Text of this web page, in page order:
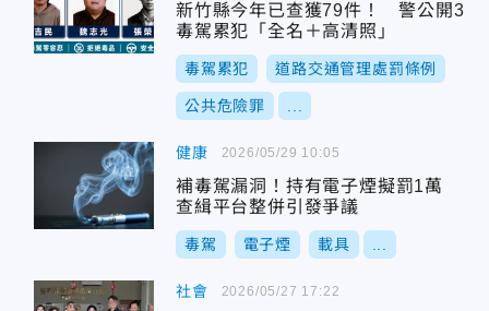
新竹縣今年已查獲79件！ 警公開3
毒駕累犯「全名＋高清照」
毒駕累犯 道路交通管理處罰條例
公共危險罪
健康
補毒駕漏洞！持有電子煙擬罰1萬
查緝平台整併引發爭議
毒駕 電子煙 載具
2026/05/29 10:05
社會 2026/05/27 17:22